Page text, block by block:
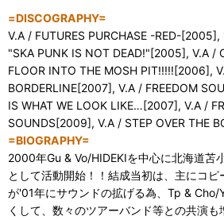
=DISCOGRAPHY=
V.A / FUTURES PURCHASE -RED-
"SKA PUNK IS NOT DEAD!"[2005], V.A /
FLOOR INTO THE MOSH PIT!!!!![2006],
BORDERLINE[2007], V.A / FREEDOM
IS WHAT WE LOOK LIKE…[2007], V.A /
SOUNDS[2009], V.A / STEP OVER THE
=BIOGRAPHY=
2000年Gu & Vo/HIDEKIを中心に北海道苫
として活動開始！！結成当初は、主にコ
が'01年にサウンドの拡げる為、Tp & Cho/
くして、数々のツアーバンド等との共演